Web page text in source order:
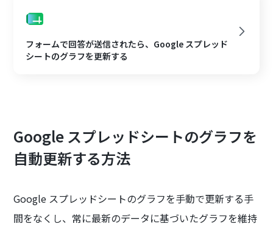
フォームで回答が送信されたら、Google スプレッド
シートのグラフを更新する
Google スプレッドシートのグラフを
自動更新する方法
Google スプレッドシートのグラフを手動で更新する手
間をなくし、常に最新のデータに基づいたグラフを維持